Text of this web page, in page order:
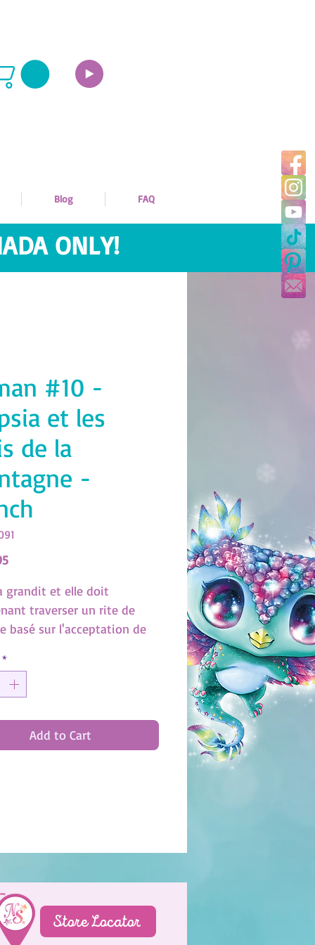
Blog FAQ
ONLY!
#10 -
et les
de la
-
Price
grandit et elle doit
traverser un rite de
basé sur l'acceptation de
elle doit franchir une
Ses amies Nebulia,
et Nenuphia viendront lui
*
Add to Cart
Store Locator